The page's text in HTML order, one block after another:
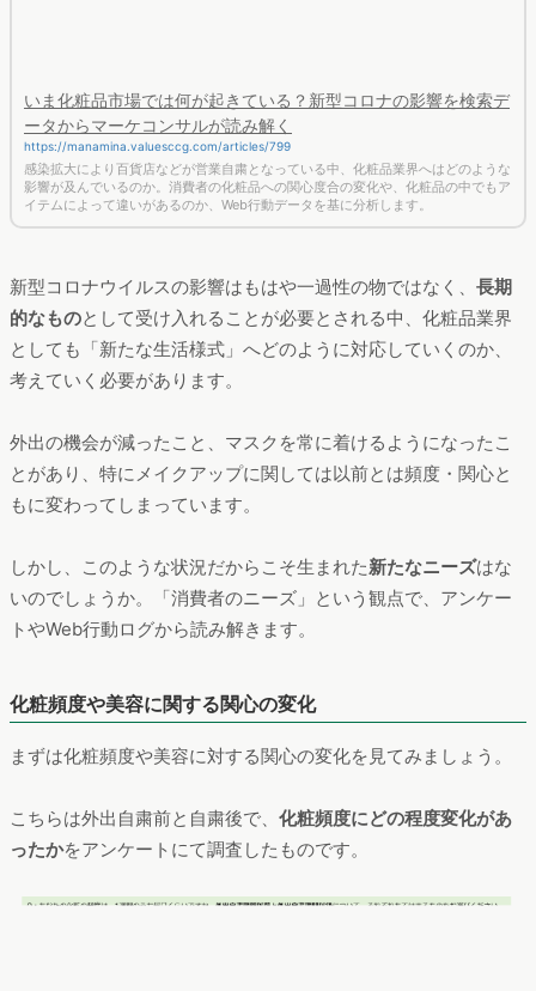
いま化粧品市場では何が起きている？新型コロナの影響を検索デ
ータからマーケコンサルが読み解く
https://manamina.valuesccg.com/articles/799
感染拡大により百貨店などが営業自粛となっている中、化粧品業界へはどのような
影響が及んでいるのか。消費者の化粧品への関心度合の変化や、化粧品の中でもア
イテムによって違いがあるのか、Web行動データを基に分析します。
新型コロナウイルスの影響はもはや一過性の物ではなく、 長期
的なものとして受け入れることが必要とされる中、化粧品業界
としても「新たな生活様式」へどのように対応していくのか、
考えていく必要があります。
外出の機会が減ったこと、マスクを常に着けるようになったこ
とがあり、特にメイクアップに関しては以前とは頻度・関心と
もに変わってしまっています。
しかし、このような状況だからこそ生まれた新たなニーズはな
いのでしょうか。「消費者のニーズ」という観点で、アンケー
トやWeb行動ログから読み解きます。
化粧頻度や美容に関する関心の変化
まずは化粧頻度や美容に対する関心の変化を見てみましょう。
こちらは外出自粛前と自粛後で、 化粧頻度にどの程度変化があ
ったかをアンケートにて調査したものです。